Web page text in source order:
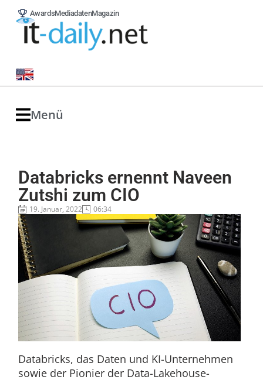
AwardsMediadatenMagazin
Menü
Databricks ernennt Naveen
Zutshi zum CIO
19. Januar, 2022 06:34
Databricks, das Daten und KI-Unternehmen
sowie der Pionier der Data-Lakehouse-